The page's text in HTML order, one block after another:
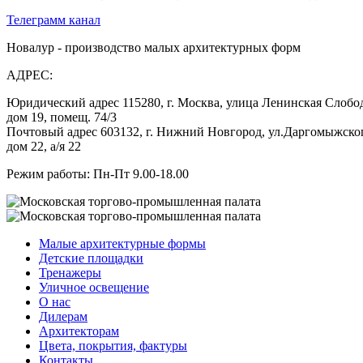
Телеграмм канал
Новалур - производство малых архитектурных форм
АДРЕС:
Юридический адрес 115280, г. Москва, улица Ленинская
дом 19, помещ. 74/3
Почтовый адрес 603132, г. Нижний Новгород,
дом 22, а/я 22
Режим работы: Пн-Пт 9.00-18.00
Малые архитектурные формы
Детские площадки
Тренажеры
Уличное освещение
О нас
Дилерам
Архитекторам
Цвета, покрытия, фактуры
Контакты